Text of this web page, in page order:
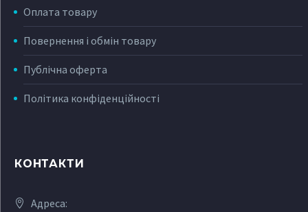
Оплата товару
Повернення і обмін товару
Публічна оферта
Політика конфіденційності
КОНТАКТИ
Адреса: